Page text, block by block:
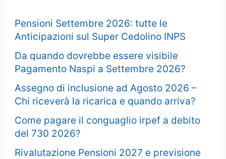
Pensioni Settembre 2026: tutte le
Anticipazioni sul Super Cedolino INPS
Da quando dovrebbe essere visibile
Pagamento Naspi a Settembre 2026?
Assegno di inclusione ad Agosto 2026 –
Chi riceverà la ricarica e quando arriva?
Come pagare il conguaglio irpef a debito
del 730 2026?
Rivalutazione Pensioni 2027 e previsione